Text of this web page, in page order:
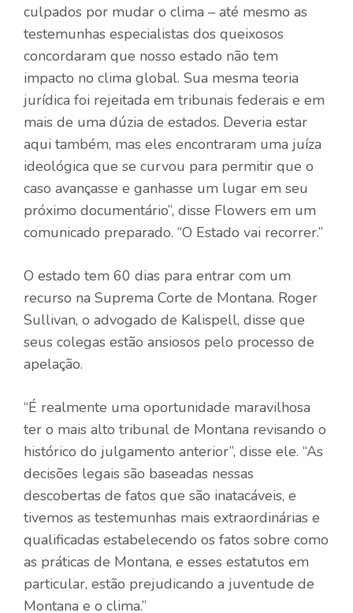
culpados por mudar o clima – até mesmo as
testemunhas especialistas dos queixosos
concordaram que nosso estado não tem
impacto no clima global. Sua mesma teoria
jurídica foi rejeitada em tribunais federais e em
mais de uma dúzia de estados. Deveria estar
aqui também, mas eles encontraram uma juíza
ideológica que se curvou para permitir que o
caso avançasse e ganhasse um lugar em seu
próximo documentário”, disse Flowers em um
comunicado preparado. “O Estado vai recorrer.”
O estado tem 60 dias para entrar com um
recurso na Suprema Corte de Montana. Roger
Sullivan, o advogado de Kalispell, disse que
seus colegas estão ansiosos pelo processo de
apelação.
“É realmente uma oportunidade maravilhosa
ter o mais alto tribunal de Montana revisando o
histórico do julgamento anterior”, disse ele. “As
decisões legais são baseadas nessas
descobertas de fatos que são inatacáveis, e
tivemos as testemunhas mais extraordinárias e
qualificadas estabelecendo os fatos sobre como
as práticas de Montana, e esses estatutos em
particular, estão prejudicando a juventude de
Montana e o clima.”